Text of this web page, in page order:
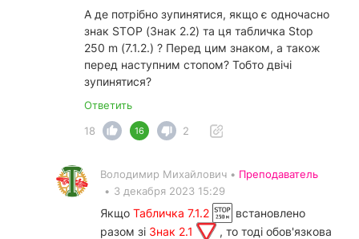
А де потрібно зупинятися, якщо є одночасно
знак STOP (Знак 2.2) та ця табличка Stop
250 m (7.1.2.) ? Перед цим знаком, а також
перед наступним стопом? Тобто двічі
зупинятися?
Ответить
18
16 2
Володимир Михайлович • Преподаватель
• 3 декабря 2023 15:29
Якщо Табличка 7.1.2
встановлено
разом зі Знак 2.1
, то тоді обов'язкова